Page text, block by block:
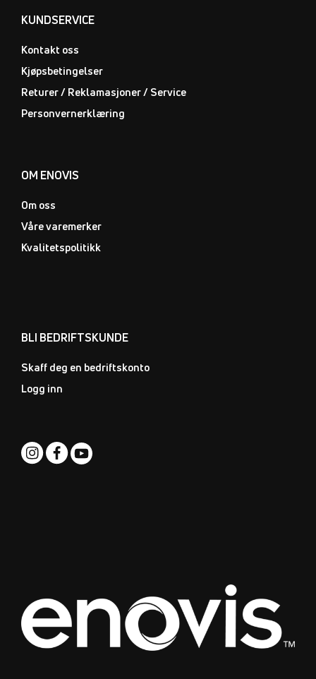
KUNDSERVICE
Kontakt oss
Kjøpsbetingelser
Returer / Reklamasjoner / Service
Personvernerklæring
OM ENOVIS
Om oss
Våre varemerker
Kvalitetspolitikk
BLI BEDRIFTSKUNDE
Skaff deg en bedriftskonto
Logg inn